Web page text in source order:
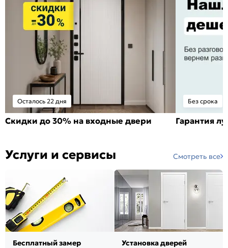
Осталось 22 дня
Скидки до 30% на входные двери
Без срока
Гарантия
Услуги и сервисы Смотреть все
Бесплатный замер Установка дверей